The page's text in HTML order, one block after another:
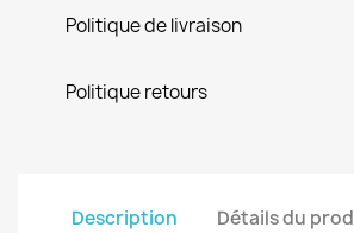
Politique de livraison
Politique retours
Description Détails du